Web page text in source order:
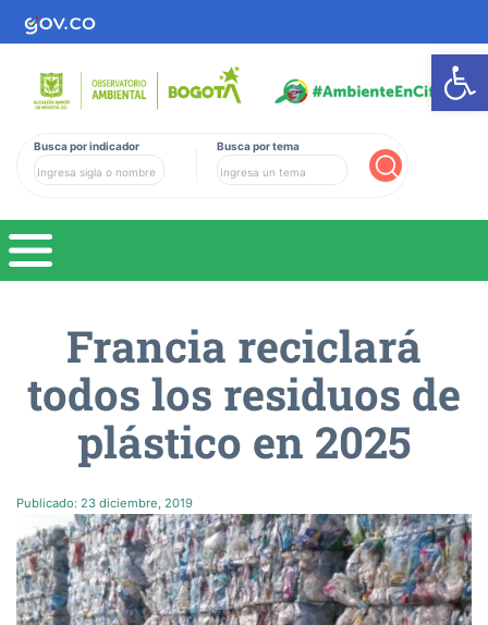
Busca por indicador Busca por tema
Francia reciclará
todos los residuos de
plástico en 2025
Publicado: 23 diciembre, 2019